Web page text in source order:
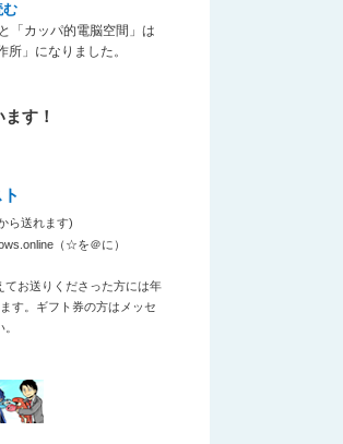
む
「カッパ的電脳空間」は
」になりました。
す！
ら送れます)
（☆を＠に）
てお送りくださった方には年
す。ギフト券の方はメッセ